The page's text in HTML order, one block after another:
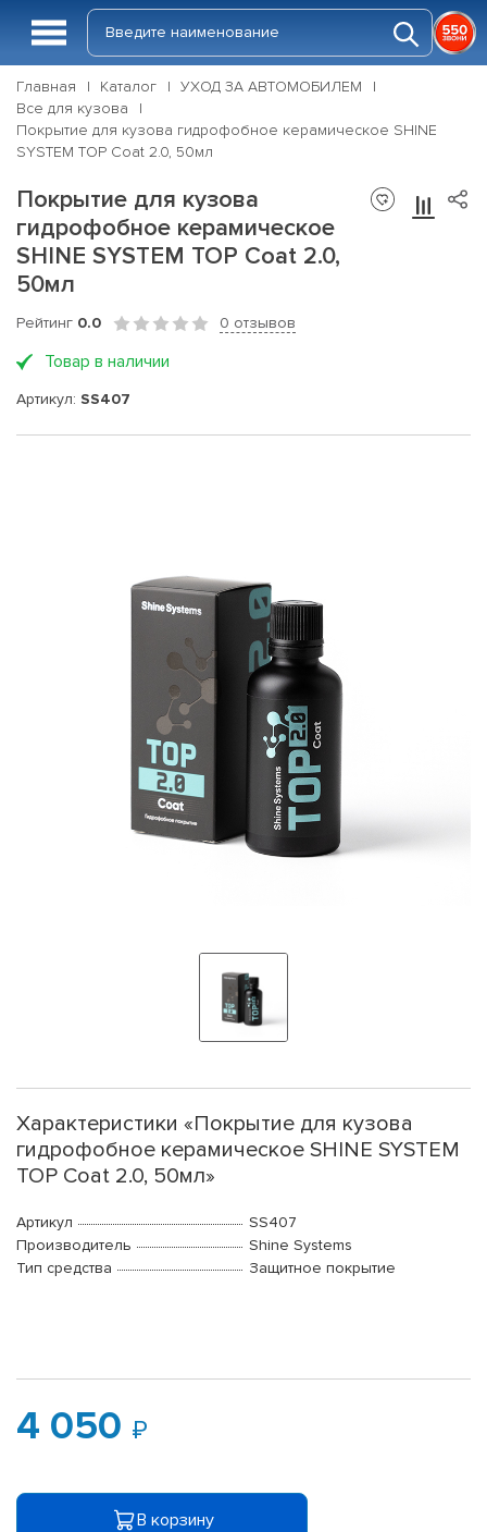
Главная Каталог
УХОД ЗА АВТОМОБИЛЕМ
Все для кузова
Покрытие для кузова гидрофобное керамическое SHINE
SYSTEM TOP Coat 2.0, 50мл
Покрытие для кузова
гидрофобное керамическое
SHINE SYSTEM TOP Coat 2.0,
50мл
Рейтинг 0.0 0 отзывов
Товар в наличии
Артикул: SS407
Характеристики «Покрытие для кузова
гидрофобное керамическое SHINE SYSTEM
TOP Coat 2.0, 50мл»
Артикул
SS407
Производитель
Shine Systems
Тип средства
Защитное покрытие
4 050
В корзину